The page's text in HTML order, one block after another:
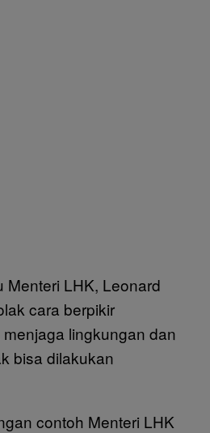
Menteri LHK, Leonard
cara berpikir
lingkungan dan
bisa dilakukan
contoh Menteri LHK